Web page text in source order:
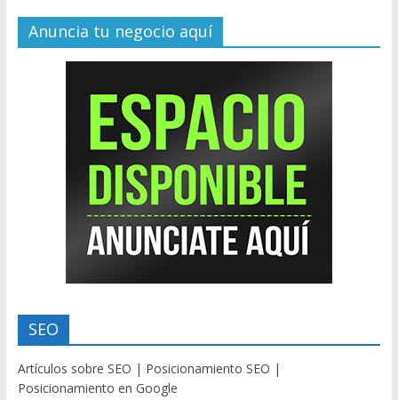
Anuncia tu negocio aquí
SEO
Artículos sobre SEO | Posicionamiento SEO |
Posicionamiento en Google